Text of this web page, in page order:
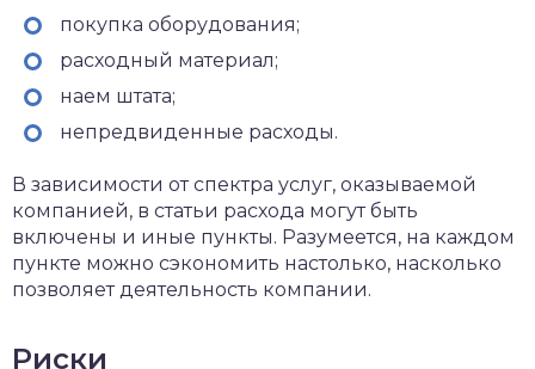
покупка оборудования;
расходный материал;
наем штата;
непредвиденные расходы.
В зависимости от спектра услуг, оказываемой
компанией, в статьи расхода могут быть
включены и иные пункты. Разумеется, на каждом
пункте можно сэкономить настолько, насколько
позволяет деятельность компании.
Риски